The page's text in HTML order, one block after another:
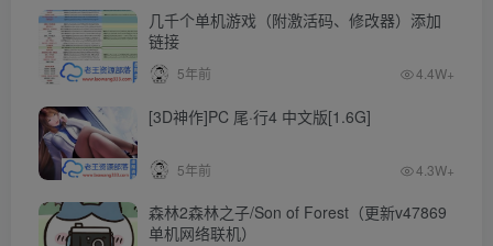
几千个单机游戏（附激活码、修改器）添加
链接
5年前 4.4W+
[3D神作]PC 尾·行4 中文版[1.6G]
5年前 4.3W+
森林2森林之子/Son of Forest（更新v47869
单机网络联机）